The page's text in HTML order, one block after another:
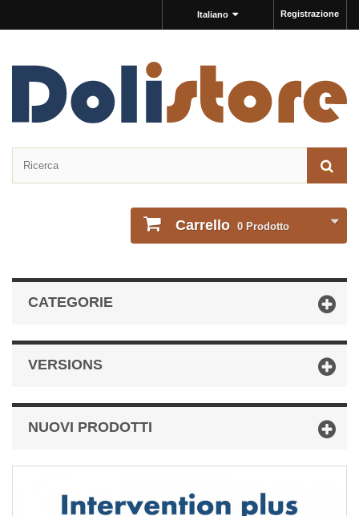
Registrazione
Italiano
Carrello 0 Prodotto
CATEGORIE
VERSIONS
NUOVI PRODOTTI